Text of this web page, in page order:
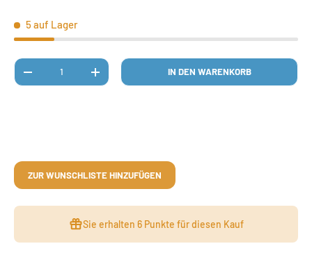
5 auf Lager
Anzahl
MENGE VERRINGERNMENGE ERHÖHEN IN DEN WARENKORB
ZUR WUNSCHLISTE HINZUFÜGEN
Sie erhalten 6 Punkte für diesen Kauf